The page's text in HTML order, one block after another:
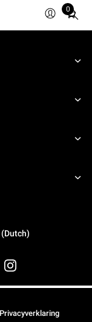
0
Total
items
cart:
Privacyverklaring